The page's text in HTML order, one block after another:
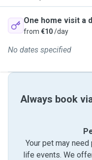
One home visit a
from €10/day
No dates specified
Always book
Your pet may
life events. We